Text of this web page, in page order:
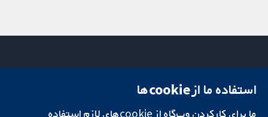
تحقیقات قابل
میدان کاوندیش
لندن
دفتر رسانه‌ای
استفاده ما از cookie‌ها
ما برای کارکردن وب‌گاه از cookie‌های لازم استفاده